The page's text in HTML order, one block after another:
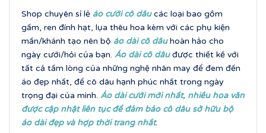
Shop chuyên sỉ lẻ áo cưới cô dâucác loại bao gồm
gấm, ren đính hạt, lụa thêu hoa kèm với các phụ kiện
mấn/khánh tạo nên bộ áo dài cô dâuhoàn hảo cho
ngày cưới/hỏi của bạn. Áo dài cô dâuđược thiết kế với
tất cả tấm lòng của những nghệ nhân may để đem đến
áo đẹp nhất, để cô dâu hạnh phúc nhất trong ngày
trọng đại của mình. Áo dài cưới mới nhất, nhiều hoa văn
được cập nhật liên tục để đảm bảo cô dâu sở hữu bộ
áo dài đẹp và hợp thời trang nhất.